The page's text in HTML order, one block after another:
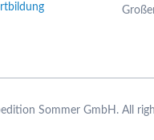
Sommer GmbH. All